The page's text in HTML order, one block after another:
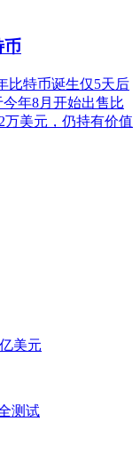
币
比特币诞生仅5天后
年8月开始出售比
万美元，仍持有价值
美元
测试